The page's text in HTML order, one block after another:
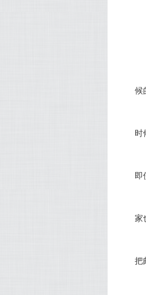
候
时
即
家
把